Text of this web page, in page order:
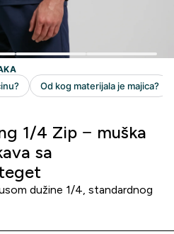
1/4 Zip − muška
sa
dužine 1/4, standardnog